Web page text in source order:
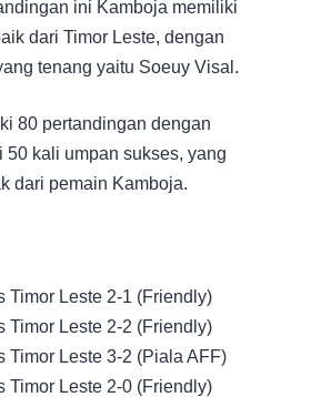
ini Kamboja memiliki
dari Timor Leste, dengan
tenang yaitu Soeuy Visal.
80 pertandingan dengan
50 kali umpan sukses, yang
dari pemain Kamboja.
Timor Leste 2-1 (Friendly)
Timor Leste 2-2 (Friendly)
Timor Leste 3-2 (Piala AFF)
Timor Leste 2-0 (Friendly)